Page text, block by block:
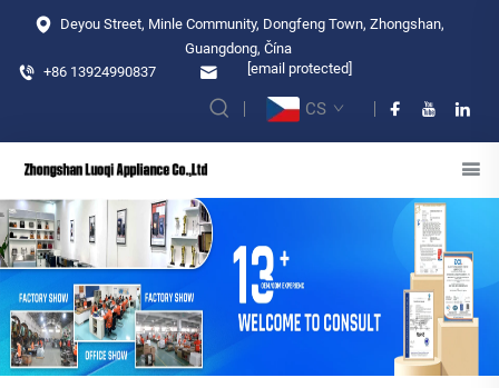
Deyou Street, Minle Community, Dongfeng Town, Zhongshan,
Guangdong, Čína
+86 13924990837
[email protected]
CS